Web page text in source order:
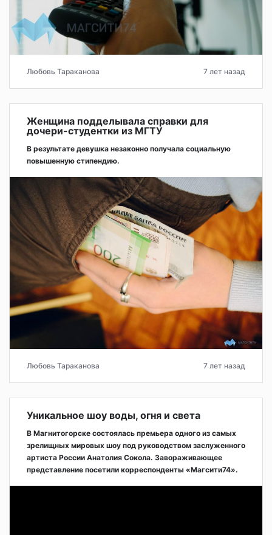
Любовь Тараканова 7 лет назад
Женщина подделывала справки для
дочери-студентки из МГТУ
В результате девушка незаконно получала социальную
повышенную стипендию.
Любовь Тараканова 7 лет назад
Уникальное шоу воды, огня и света
В Магнитогорске состоялась премьера одного из самых
зрелищных мировых шоу под руководством заслуженного
артиста России Анатолия Сокола. Завораживающее
представление посетили корреспонденты «Магсити74».